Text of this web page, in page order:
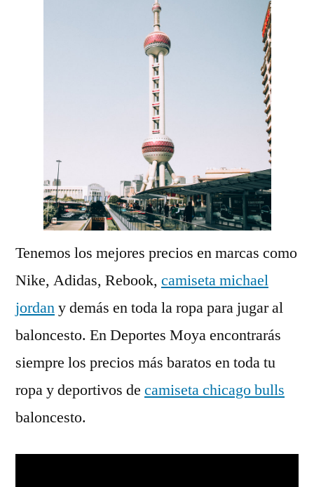
Tenemos los mejores precios en marcas como
Nike, Adidas, Rebook, camiseta michael
jordany demás en toda la ropa para jugar al
baloncesto. En Deportes Moya encontrarás
siempre los precios más baratos en toda tu
ropa y deportivos de camiseta chicago bulls
baloncesto.